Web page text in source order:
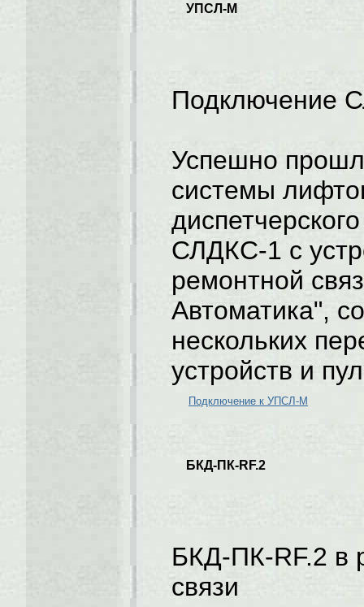
УПСЛ-М
Подключение
Успешно
системы
СЛДКС-1 с
ремонтной
Автоматика",
нескольких
устройств и
Подключение к УПСЛ-М
БКД-ПК-RF.2
БКД-ПК-RF.2 в
связи